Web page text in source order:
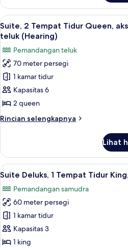
Kamar
Junior
Lihat
semua
untuk
Suite,
2
Tempat
Tidur
Queen,
akses
pemandangan
teluk
(Hearing)
7
Suite, 2 Tempat Tidur Queen,
teluk (Hearing)
Pemandangan teluk
70 meter persegi
1 kamar tidur
Kapasitas 6
2 queen
Rincian selengkapnya
Rincian
Suite,
Tempat
Queen,
akses
difabel,
pemandangan
teluk
(Hearing)
Lihat
Lihat
semua
foto
untuk
Suite
Deluks,
1
TV
8
Suite Deluks, 1 Tempat Tidur
Pemandangan samudra
60 meter persegi
1 kamar tidur
Kapasitas 3
1 king